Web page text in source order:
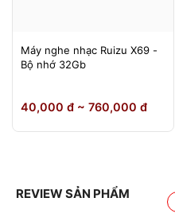
Máy nghe nhạc Ruizu X69 -
Bộ nhớ 32Gb
40,000 đ ~ 760,000 đ
REVIEW SẢN PHẨM